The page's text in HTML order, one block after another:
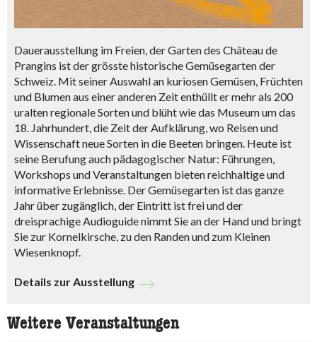
Dauerausstellung im Freien, der Garten des Château de
Prangins ist der grösste historische Gemüsegarten der
Schweiz. Mit seiner Auswahl an kuriosen Gemüsen, Früchten
und Blumen aus einer anderen Zeit enthüllt er mehr als 200
uralten regionale Sorten und blüht wie das Museum um das
18. Jahrhundert, die Zeit der Aufklärung, wo Reisen und
Wissenschaft neue Sorten in die Beeten bringen. Heute ist
seine Berufung auch pädagogischer Natur: Führungen,
Workshops und Veranstaltungen bieten reichhaltige und
informative Erlebnisse. Der Gemüsegarten ist das ganze
Jahr über zugänglich, der Eintritt ist frei und der
dreisprachige Audioguide nimmt Sie an der Hand und bringt
Sie zur Kornelkirsche, zu den Randen und zum Kleinen
Wiesenknopf.
Details zur Ausstellung
Weitere Veranstaltungen